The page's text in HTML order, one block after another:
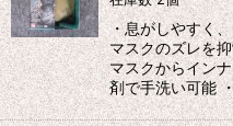
・息がしやすく
マスクのズレを
マスクからイン
剤で手洗い可能